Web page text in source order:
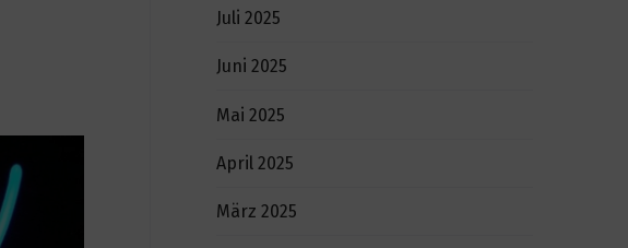
Juli 2025
Juni 2025
Mai 2025
April 2025
März 2025